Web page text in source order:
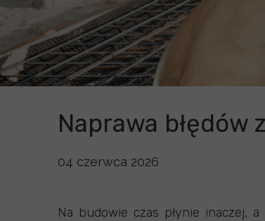
Naprawa błędów
04 czerwca 2026
Na budowie czas płynie inaczej,